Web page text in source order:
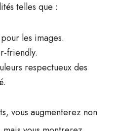
telles que :
les images.
friendly.
respectueux des
vous augmenterez non